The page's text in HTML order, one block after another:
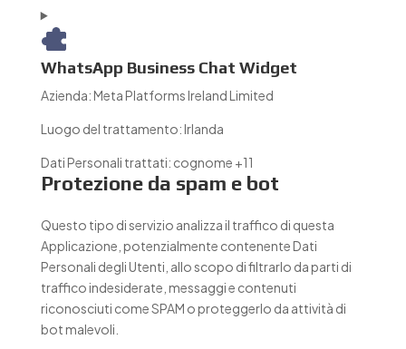
WhatsApp Business Chat Widget
Azienda:Meta Platforms Ireland Limited
Luogo del trattamento:Irlanda
Dati Personali trattati: cognome +11
Protezione da spam e bot
Questo tipo di servizio analizza il traffico di questa
Applicazione, potenzialmente contenente Dati
Personali degli Utenti, allo scopo di filtrarlo da parti di
traffico indesiderate, messaggi e contenuti
riconosciuti come SPAM o proteggerlo da attività di
bot malevoli.